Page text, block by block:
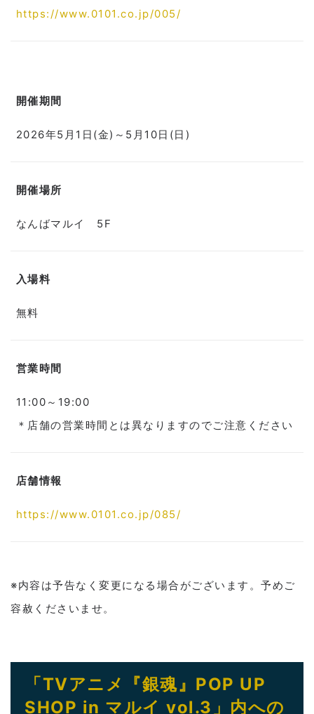
https://www.0101.co.jp/005/
開催期間
2026年5月1日(金)～5月10日(日)
開催場所
なんばマルイ 5F
入場料
無料
営業時間
11:00～19:00
＊店舗の営業時間とは異なりますのでご注意ください
店舗情報
https://www.0101.co.jp/085/
※内容は予告なく変更になる場合がございます。予めご
容赦くださいませ。
「TVアニメ『銀魂』POP UP
SHOP in マルイ vol.3」内への